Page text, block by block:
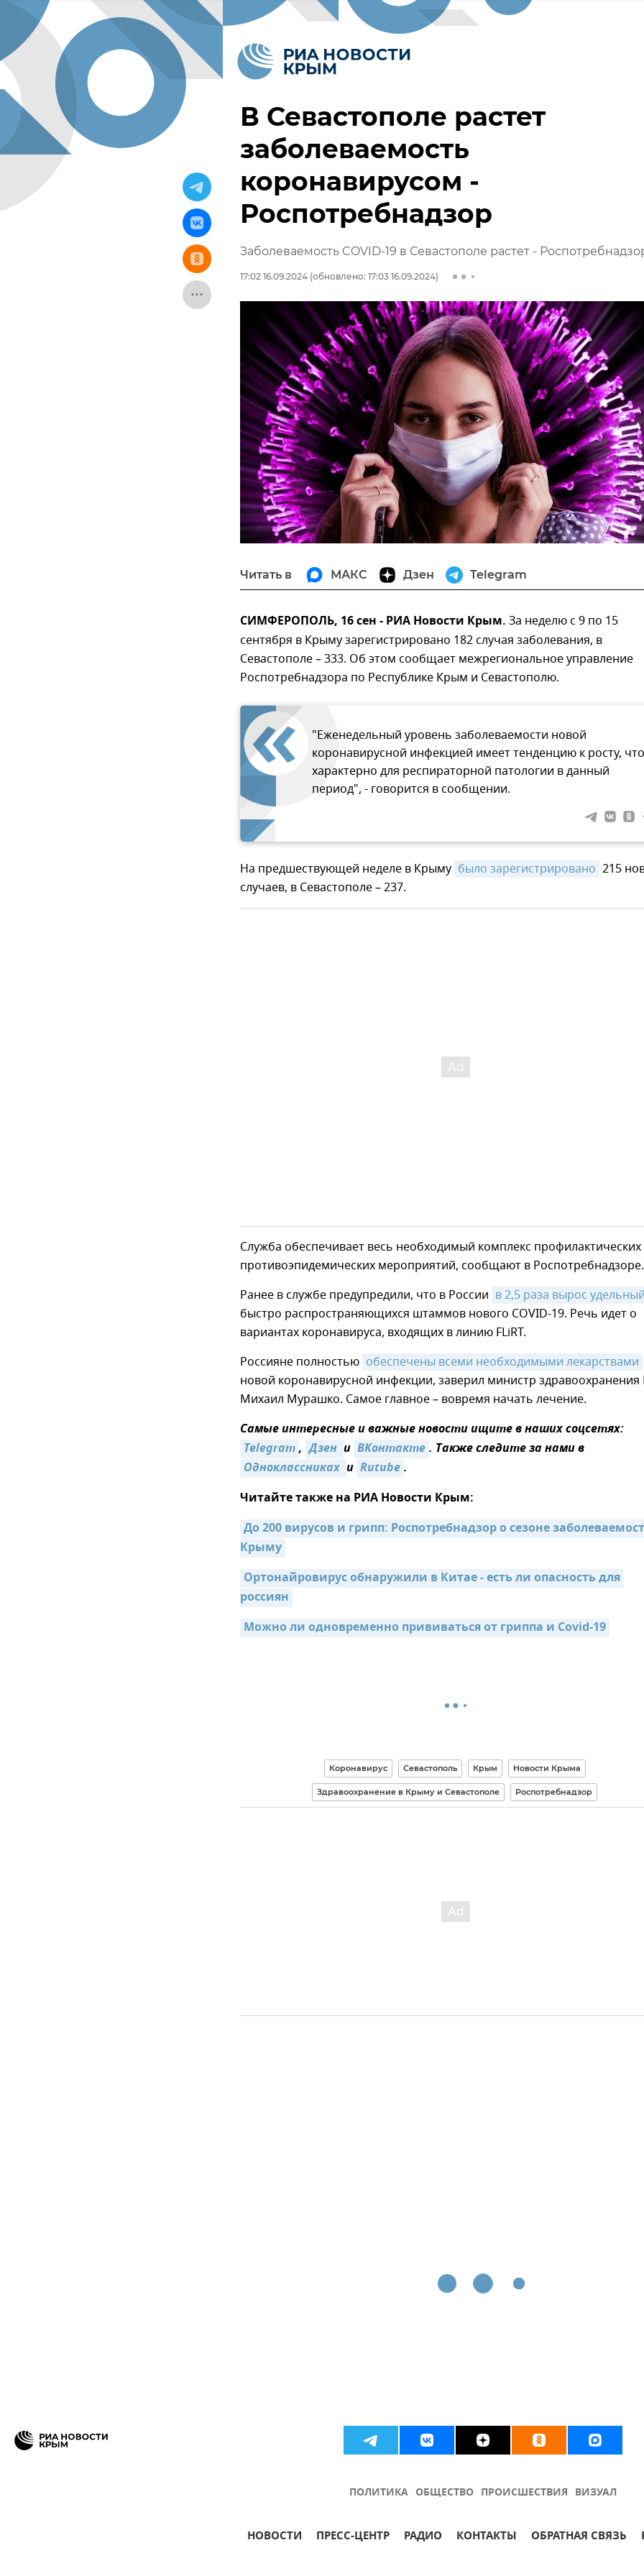
В Севастополе растет
заболеваемость
коронавирусом -
Роспотребнадзор
Заболеваемость COVID-19 в Севастополе растет -
17:02 16.09.2024 (обновлено: 17:03 16.09.2024)
Читать в МАКС Дзен Telegram
СИМФЕРОПОЛЬ, 16 сен - РИА Новости Крым. За неделю с 9 по 15
сентября в Крыму зарегистрировано 182 случая заболевания, в
Севастополе – 333. Об этом сообщает межрегиональное управление
Роспотребнадзора по Республике Крым и Севастополю.
"Еженедельный уровень заболеваемости новой
коронавирусной инфекцией имеет тенденцию к росту, что
характерно для респираторной патологии в данный
период", - говорится в сообщении.
На предшествующей неделе в Крыму было зарегистрировано 215
случаев, в Севастополе – 237.
Служба обеспечивает весь необходимый комплекс
противоэпидемических мероприятий, сообщают в Роспотребнадзоре.
Ранее в службе предупредили, что в России в 2,5 раза вырос
быстро распространяющихся штаммов нового COVID-19. Речь идет о
вариантах коронавируса, входящих в линию FLiRT.
Россияне полностью обеспечены всеми необходимыми лекарствами
новой коронавирусной инфекции, заверил министр
Михаил Мурашко. Самое главное – вовремя начать лечение.
Самые интересные и важные новости ищите в наших соцсетях:
Telegram, Дзен и ВКонтакте. Также следите за нами в
Одноклассниках и Rutube.
Читайте также на РИА Новости Крым:
До 200 вирусов и грипп: Роспотребнадзор о сезоне
Крыму
Ортонайровирус обнаружили в Китае - есть ли опасность для
россиян
Можно ли одновременно прививаться от гриппа и Covid-19
Коронавирус Севастополь Крым Новости Крыма
Здравоохранение в Крыму и Севастополе Роспотребнадзор
ПОЛИТИКА ОБЩЕСТВО ПРОИСШЕСТВИЯ ВИЗУАЛ
НОВОСТИ ПРЕСС-ЦЕНТР РАДИО КОНТАКТЫ ОБРАТНАЯ СВЯЗЬ